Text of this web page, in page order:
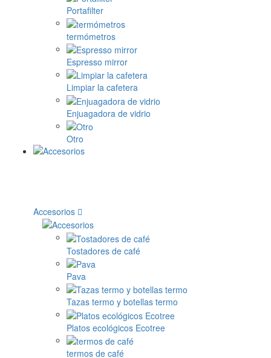
Portafilter
termómetros
Espresso mirror
Limpiar la cafetera
Enjuagadora de vidrio
Otro
Accesorios
Tostadores de café
Pava
Tazas termo y botellas termo
Platos ecológicos Ecotree
termos de café